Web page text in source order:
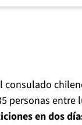
consulado
personas entre
en dos